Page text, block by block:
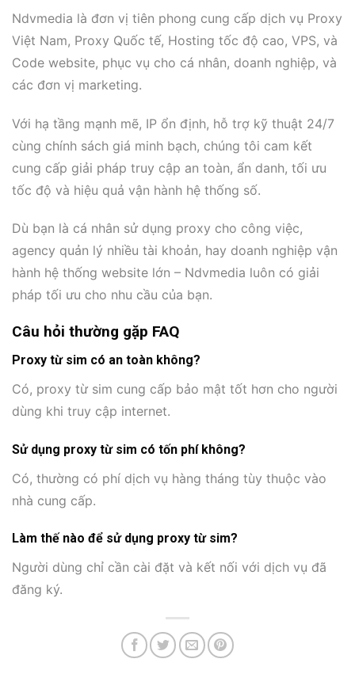
Ndvmedia là đơn vị tiên phong cung cấp dịch vụ Proxy
Việt Nam, Proxy Quốc tế, Hosting tốc độ cao, VPS, và
Code website, phục vụ cho cá nhân, doanh nghiệp, và
các đơn vị marketing.
Với hạ tầng mạnh mẽ, IP ổn định, hỗ trợ kỹ thuật 24/7
cùng chính sách giá minh bạch, chúng tôi cam kết
cung cấp giải pháp truy cập an toàn, ẩn danh, tối ưu
tốc độ và hiệu quả vận hành hệ thống số.
Dù bạn là cá nhân sử dụng proxy cho công việc,
agency quản lý nhiều tài khoản, hay doanh nghiệp vận
hành hệ thống website lớn – Ndvmedia luôn có giải
pháp tối ưu cho nhu cầu của bạn.
Câu hỏi thường gặp FAQ
Proxy từ sim có an toàn không?
Có, proxy từ sim cung cấp bảo mật tốt hơn cho người
dùng khi truy cập internet.
Sử dụng proxy từ sim có tốn phí không?
Có, thường có phí dịch vụ hàng tháng tùy thuộc vào
nhà cung cấp.
Làm thế nào để sử dụng proxy từ sim?
Người dùng chỉ cần cài đặt và kết nối với dịch vụ đã
đăng ký.